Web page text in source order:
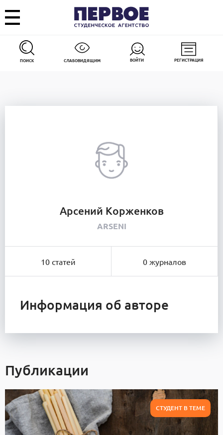
ПОИСК СЛАБОВИДЯЩИМ ВОЙТИ РЕГИСТРАЦИЯ
Арсений Корженков
ARSENI
10 статей 0 журналов
Информация об авторе
Публикации
СТУДЕНТ В ТЕМЕ